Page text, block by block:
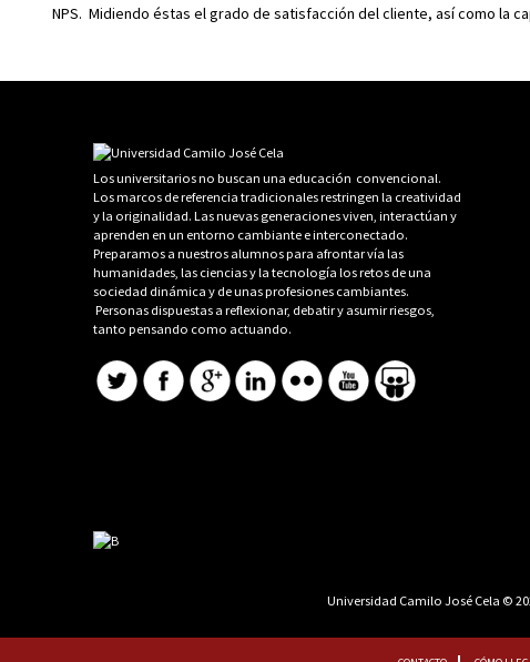
NPS. Midiendo éstas el grado de satisfacción del cliente, así como la
Los universitarios no buscan una educación convencional.
Los marcos de referencia tradicionales restringen la creatividad
y la originalidad. Las nuevas generaciones viven, interactúan y
aprenden en un entorno cambiante e interconectado.
Preparamos a nuestros alumnos para afrontar vía las
humanidades, las ciencias y la tecnología los retos de una
sociedad dinámica y de unas profesiones cambiantes.
Personas dispuestas a reflexionar, debatir y asumir riesgos,
tanto pensando como actuando.
Universidad Camilo José Cela ©